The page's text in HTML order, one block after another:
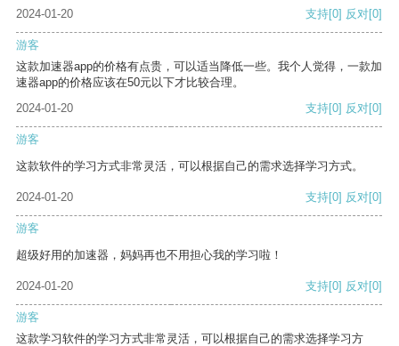
2024-01-20
支持[0] 反对[0]
游客
这款加速器app的价格有点贵，可以适当降低一些。我个人觉得，一款加
速器app的价格应该在50元以下才比较合理。
2024-01-20
支持[0] 反对[0]
游客
这款软件的学习方式非常灵活，可以根据自己的需求选择学习方式。
2024-01-20 支持[0] 反对[0]
游客
超级好用的加速器，妈妈再也不用担心我的学习啦！
2024-01-20 支持[0] 反对[0]
游客
这款学习软件的学习方式非常灵活，可以根据自己的需求选择学习方